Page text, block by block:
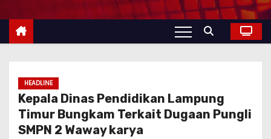
HEADLINE
Kepala Dinas Pendidikan Lampung
Timur Bungkam Terkait Dugaan Pungli
SMPN 2 Waway karya